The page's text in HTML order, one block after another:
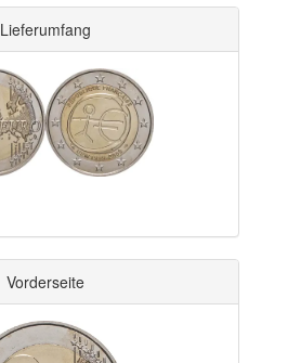
Lieferumfang
Vorderseite